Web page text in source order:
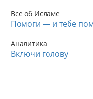
Все об Исламе
Помоги — и тебе
Аналитика
Включи голову